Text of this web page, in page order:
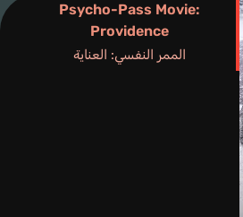
Psycho-Pass Movie:
Providence
الممر النفسي: العناية